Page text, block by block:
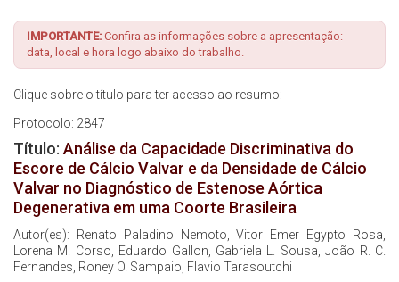
Hands On
Intercardio
Entrevistas
Feira de Exposição
Hospedagem
IMPORTANTE: Confira as informações sobre a apresentação:
data, local e hora logo abaixo do trabalho.
Clique sobre o título para ter acesso ao resumo:
Protocolo: 2847
Título: Análise da Capacidade Discriminativa do
Escore de Cálcio Valvar e da Densidade de Cálcio
Valvar no Diagnóstico de Estenose Aórtica
Degenerativa em uma Coorte Brasileira
Autor(es): Renato Paladino Nemoto, Vitor Emer Egypto Rosa,
Lorena M. Corso, Eduardo Gallon, Gabriela L. Sousa, João R. C.
Fernandes, Roney O. Sampaio, Flavio Tarasoutchi